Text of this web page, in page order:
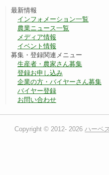
最新情報
インフォメーション一覧
農業ニュース一覧
メディア情報
イベント情報
募集・登録関連メニュー
生産者・農家さん募集
登録お申し込み
企業の方・バイヤーさん募集
バイヤー登録
お問い合わせ
Copyright © 2012- 2026 ハーベ